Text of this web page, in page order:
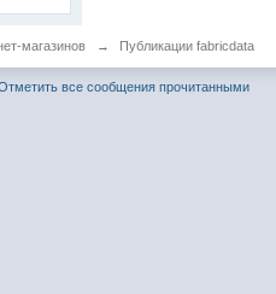
магазинов → Публикации fabricdata
все сообщения прочитанными